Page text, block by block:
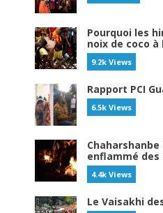
Pourquoi les
noix de coco à
9.2k Views
Rapport PCI
6.5k Views
enflammé des
4.4k Views
Le Vaisakhi